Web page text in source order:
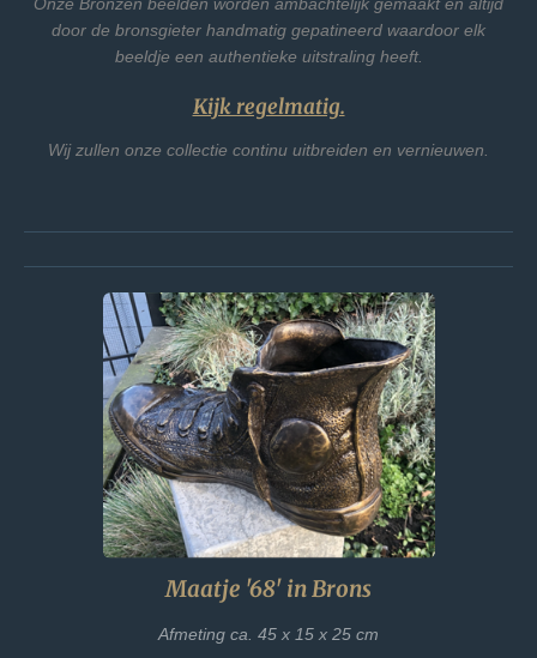
door de bronsgieter handmatig gepatineerd waardoor elk
beeldje een authentieke uitstraling heeft.
Kijk regelmatig.
Wij zullen onze collectie continu uitbreiden en vernieuwen.
Maatje '68' in Brons
Afmeting ca. 45 x 15 x 25 cm